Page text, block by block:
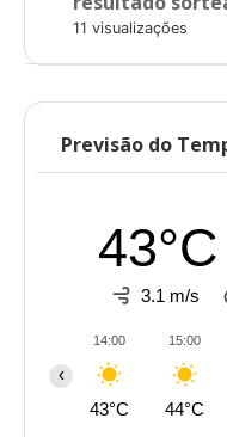
11 visualizações
Previsão do
43°C
3.1 m/s
14:00
43°C
15:00
44°C
‹